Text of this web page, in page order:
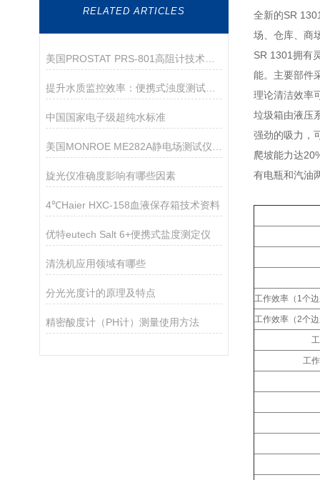
RELATED ARTICLES
美国PROSTAT PRS-801高阻计技术参数
中国国家电子级超纯水标准
旋光仪准确度影响有哪些因素
4℃Haier HXC-158血液保存箱技术资料
优特eutech Salt 6+便携式盐度测定仪
清洗机应用领域有哪些
分光光度计的原理及特点
精密酸度计（PH计）测量使用方法
全新的SR
场、仓库、商
SR 1301拥有
能。主要部件
理论清洁效率
垃圾箱由液压
强劲的吸力，
爬坡能力达
有电瓶和汽油
工作效率（1个
工作效率（2个
工